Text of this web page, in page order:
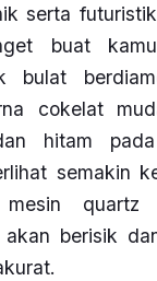
serta
buat
bulat
cokelat
hitam
semakin
mesin quartz
berisik